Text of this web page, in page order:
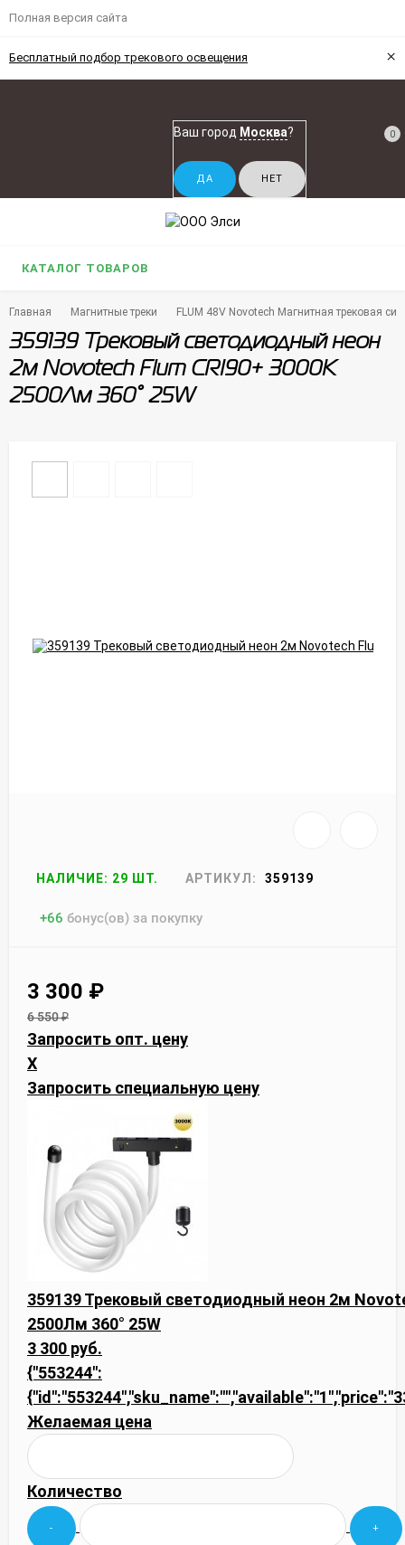
Полная версия сайта
Бесплатный подбор трекового освещения ×
Ваш город Москва? 0
КАТАЛОГ ТОВАРОВ
Главная Магнитные треки FLUM 48V Novotech Магнитная трековая
359139 Трековый светодиодный неон
2м Novotech Flum CRI90+ 3000К
2500Лм 360° 25W
НАЛИЧИЕ: 29 ШТ. АРТИКУЛ: 359139
+66 бонус(ов) за покупку
3 300 ₽
6 550₽
Запросить опт. цену
X
Запросить специальную цену
359139 Трековый светодиодный неон 2м
2500Лм 360° 25W
3 300 руб.
{"553244":
Желаемая цена
Количество